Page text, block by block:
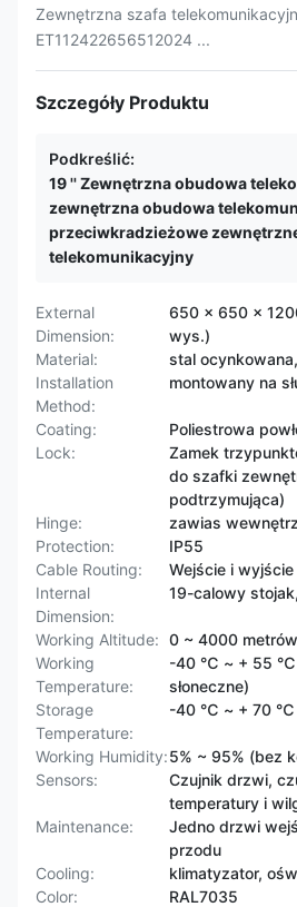
Zewnętrzna szafa
ET112422656512024 ...
Szczegóły Produktu
Podkreślić:
19 '' Zewnętrzna obudowa
zewnętrzna obudowa
przeciwkradzieżowe
telekomunikacyjny
External
Dimension:
650 × 650 ×
wys.)
Material:
stal
Installation
Method:
montowany na
Coating:
Poliestrowa
Lock:
Zamek
do szafki
podtrzymująca)
Hinge:
zawias
Protection:
IP55
Cable Routing:
Wejście i
Internal
Dimension:
19-calowy
Working Altitude: 0 ~ 4000 metrów
Working
Temperature:
-40 ℃ ~ + 55 ℃
słoneczne)
Storage
Temperature:
-40 ℃ ~ + 70 ℃
Working Humidity:5% ~ 95% (bez
Sensors:
Czujnik drzwi,
temperatury i
Maintenance:
Jedno drzwi
przodu
Cooling:
klimatyzator,
Color:
RAL7035